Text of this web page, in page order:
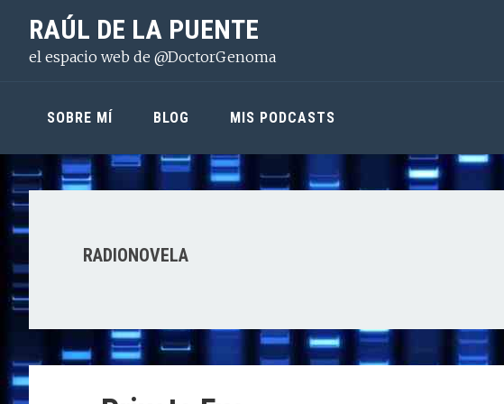
principal
contenido
lateral
RAÚL DE LA PUENTE
el espacio web de @DoctorGenoma
SOBRE MÍ BLOG MIS PODCASTS
RADIONOVELA